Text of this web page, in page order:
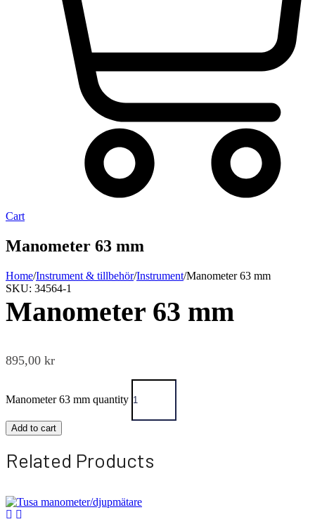
Cart
Manometer 63 mm
Home/Instrument & tillbehör/Instrument/Manometer 63 mm
SKU: 34564-1
Manometer 63 mm
895,00 kr
Manometer 63 mm quantity
Add to cart
Related Products